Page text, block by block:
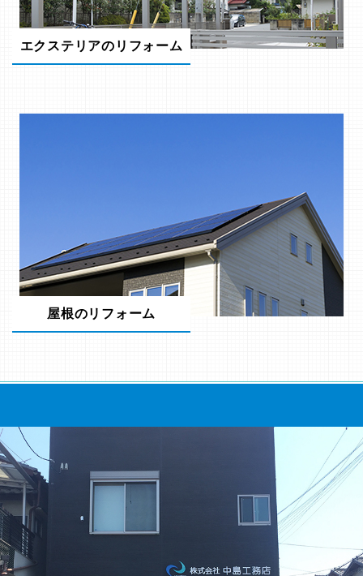
エクステリアのリフォーム
屋根のリフォーム